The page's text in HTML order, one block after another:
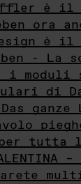
è il
ora
è il
- La
i moduli
di
ganze
per tutta
parete